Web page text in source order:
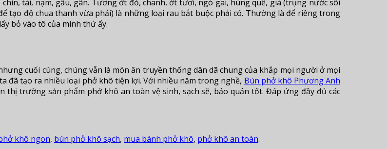
tái, nạm, gầu, gân. Tương ớt đỏ, chanh, ớt tươi, ngò gai, húng quế, giá (trụng nước sôi
tạo độ chua thanh vừa phải) là những loại rau bắt buộc phải có. Thường là để riêng trong
bỏ vào tô của mình thứ ấy.
cuối cùng, chúng vẫn là món ăn truyền thống dân dã chung của khắp mọi người ở mọi
đã tạo ra nhiều loại phở khô tiện lợi. Với nhiều năm trong nghề, Bún phở khô Phương Anh
trường sản phẩm phở khô an toàn vệ sinh, sạch sẽ, bảo quản tốt. Đáp ứng đầy đủ các
khô ngon, bún phở khô sạch, mua bánh phở khô, phở khô an toàn.